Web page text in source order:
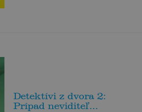
Detektívi z dvora 2:
Prípad neviditeľ...